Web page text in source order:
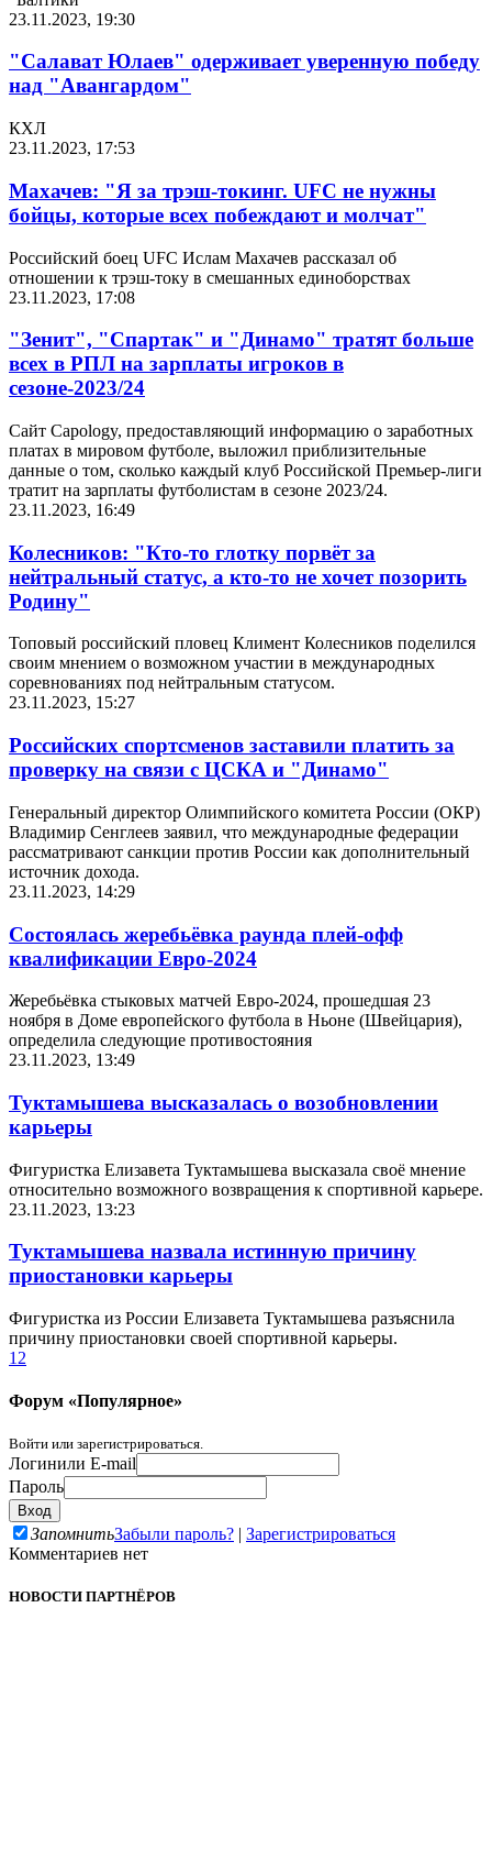
23.11.2023, 19:30
"Салават Юлаев" одерживает уверенную победу
над "Авангардом"
КХЛ
23.11.2023, 17:53
Махачев: "Я за трэш-токинг. UFC не нужны
бойцы, которые всех побеждают и молчат"
Российский боец UFC Ислам Махачев рассказал об
отношении к трэш-току в смешанных единоборствах
23.11.2023, 17:08
"Зенит", "Спартак" и "Динамо" тратят больше
всех в РПЛ на зарплаты игроков в
сезоне-2023/24
Сайт Capology, предоставляющий информацию о заработных
платах в мировом футболе, выложил приблизительные
данные о том, сколько каждый клуб Российской Премьер-лиги
тратит на зарплаты футболистам в сезоне 2023/24.
23.11.2023, 16:49
Колесников: "Кто-то глотку порвёт за
нейтральный статус, а кто-то не хочет позорить
Родину"
Топовый российский пловец Климент Колесников поделился
своим мнением о возможном участии в международных
соревнованиях под нейтральным статусом.
23.11.2023, 15:27
Российских спортсменов заставили платить за
проверку на связи с ЦСКА и "Динамо"
Генеральный директор Олимпийского комитета России (ОКР)
Владимир Сенглеев заявил, что международные федерации
рассматривают санкции против России как дополнительный
источник дохода.
23.11.2023, 14:29
Состоялась жеребьёвка раунда плей-офф
квалификации Евро-2024
Жеребьёвка стыковых матчей Евро-2024, прошедшая 23
ноября в Доме европейского футбола в Ньоне (Швейцария),
определила следующие противостояния
23.11.2023, 13:49
Туктамышева высказалась о возобновлении
карьеры
Фигуристка Елизавета Туктамышева высказала своё мнение
относительно возможного возвращения к спортивной карьере.
23.11.2023, 13:23
Туктамышева назвала истинную причину
приостановки карьеры
Фигуристка из России Елизавета Туктамышева разъяснила
причину приостановки своей спортивной карьеры.
1 2
Форум «Популярное»
Войти или зарегистрироваться.
Логинили E-mail
Пароль
ЗапомнитьЗабыли пароль? | Зарегистрироваться
Комментариев нет
НОВОСТИ ПАРТНЁРОВ